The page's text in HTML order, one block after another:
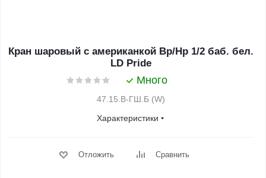
Кран шаровый с американкой Вр/Нр 1/2 баб. бел.
LD Pride
Много
47.15.В-ГШ.Б (W)
Характеристики
Отложить Сравнить